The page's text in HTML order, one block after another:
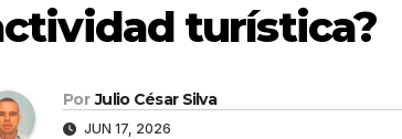
turística?
Por Julio César Silva
JUN 17, 2026